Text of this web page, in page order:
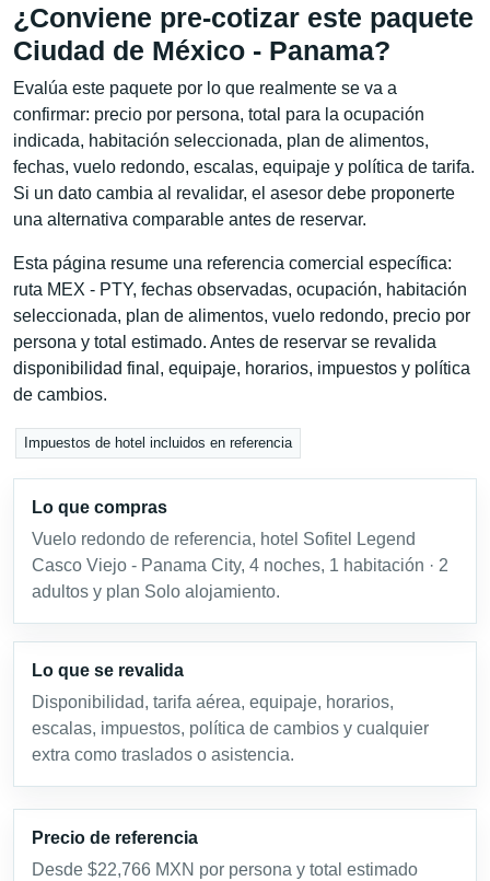
¿Conviene pre-cotizar este paquete
Ciudad de México - Panama?
Evalúa este paquete por lo que realmente se va a
confirmar: precio por persona, total para la ocupación
indicada, habitación seleccionada, plan de alimentos,
fechas, vuelo redondo, escalas, equipaje y política de tarifa.
Si un dato cambia al revalidar, el asesor debe proponerte
una alternativa comparable antes de reservar.
Esta página resume una referencia comercial específica:
ruta MEX - PTY, fechas observadas, ocupación, habitación
seleccionada, plan de alimentos, vuelo redondo, precio por
persona y total estimado. Antes de reservar se revalida
disponibilidad final, equipaje, horarios, impuestos y política
de cambios.
Impuestos de hotel incluidos en referencia
Lo que compras
Vuelo redondo de referencia, hotel Sofitel Legend
Casco Viejo - Panama City, 4 noches, 1 habitación · 2
adultos y plan Solo alojamiento.
Lo que se revalida
Disponibilidad, tarifa aérea, equipaje, horarios,
escalas, impuestos, política de cambios y cualquier
extra como traslados o asistencia.
Precio de referencia
Desde $22,766 MXN por persona y total estimado